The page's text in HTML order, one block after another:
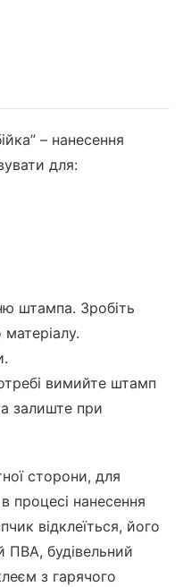
– нанесення
для:
штампа. Зробіть
вимийте штамп
залиште при
сторони, для
процесі нанесення
відклеїться, його
ПВА, будівельний
з гарячого